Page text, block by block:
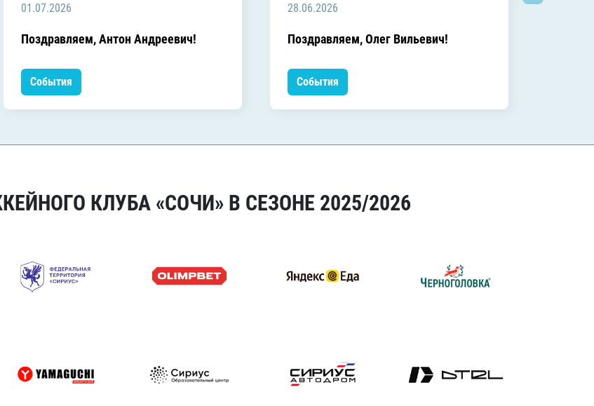
01.07.2026
Поздравляем, Антон Андреевич!
События
28.06.2026
Поздравляем, Олег Вильевич!
События
КЛУБА «СОЧИ» В СЕЗОНЕ 2025/2026